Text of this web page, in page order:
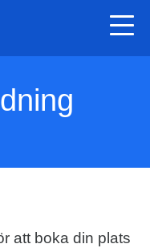
att boka din plats